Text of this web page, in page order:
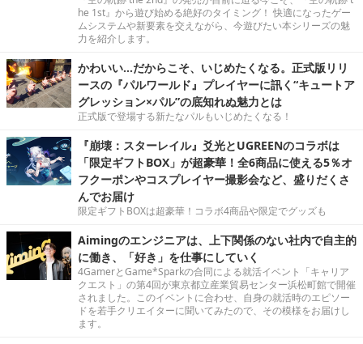
he 1st』から遊び始める絶好のタイミング！ 快適になったゲー
ムシステムや新要素を交えながら、今遊びたい本シリーズの魅
力を紹介します。
かわいい…だからこそ、いじめたくなる。正式版リリ
ースの『パルワールド』プレイヤーに訊く“キュートア
グレッション×パル”の底知れぬ魅力とは
正式版で登場する新たなパルもいじめたくなる！
『崩壊：スターレイル』爻光とUGREENのコラボは
「限定ギフトBOX」が超豪華！全6商品に使える5％オ
フクーポンやコスプレイヤー撮影会など、盛りだくさ
んでお届け
限定ギフトBOXは超豪華！コラボ4商品や限定でグッズも
Aimingのエンジニアは、上下関係のない社内で自主的
に働き、「好き」を仕事にしていく
4GamerとGame*Sparkの合同による就活イベント「キャリア
クエスト」の第4回が東京都立産業貿易センター浜松町館で開催
されました。このイベントに合わせ、自身の就活時のエピソー
ドを若手クリエイターに聞いてみたので、その模様をお届けし
ます。